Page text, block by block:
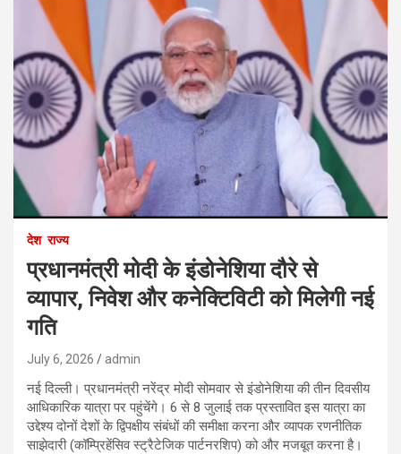
देश राज्य
प्रधानमंत्री मोदी के इंडोनेशिया दौरे से
व्यापार, निवेश और कनेक्टिविटी को मिलेगी नई
गति
July 6, 2026 admin
नई दिल्ली। प्रधानमंत्री नरेंद्र मोदी सोमवार से इंडोनेशिया की तीन दिवसीय
आधिकारिक यात्रा पर पहुंचेंगे। 6 से 8 जुलाई तक प्रस्तावित इस यात्रा का
उद्देश्य दोनों देशों के द्विपक्षीय संबंधों की समीक्षा करना और व्यापक रणनीतिक
साझेदारी (कॉम्प्रिहेंसिव स्ट्रैटेजिक पार्टनरशिप) को और मजबूत करना है।